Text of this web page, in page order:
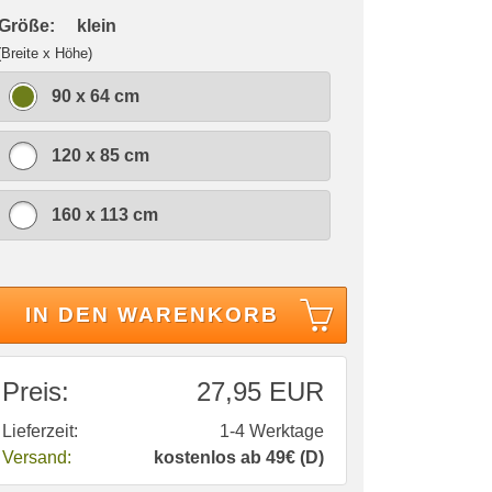
klein
x Höhe)
90 x 64 cm
120 x 85 cm
160 x 113 cm
IN DEN WARENKORB
Preis: 27,95 EUR
Lieferzeit:
1-4 Werktage
Versand:
kostenlos ab 49€ (D)